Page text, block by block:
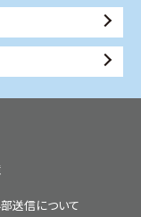
送信について